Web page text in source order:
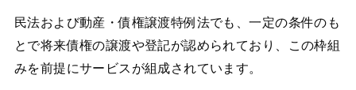
民法および動産・債権譲渡特例法でも、一定の条件のも
とで将来債権の譲渡や登記が認められており、この枠組
みを前提にサービスが組成されています。